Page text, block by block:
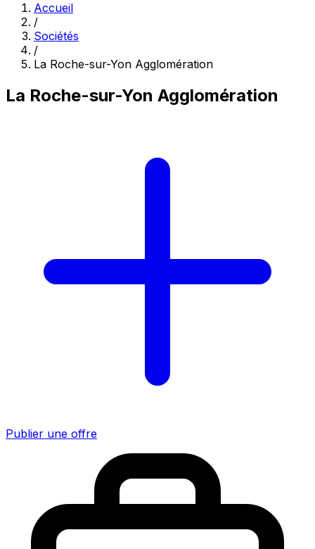
Accueil
/
Sociétés
/
La Roche-sur-Yon Agglomération
La Roche-sur-Yon Agglomération
Publier une offre